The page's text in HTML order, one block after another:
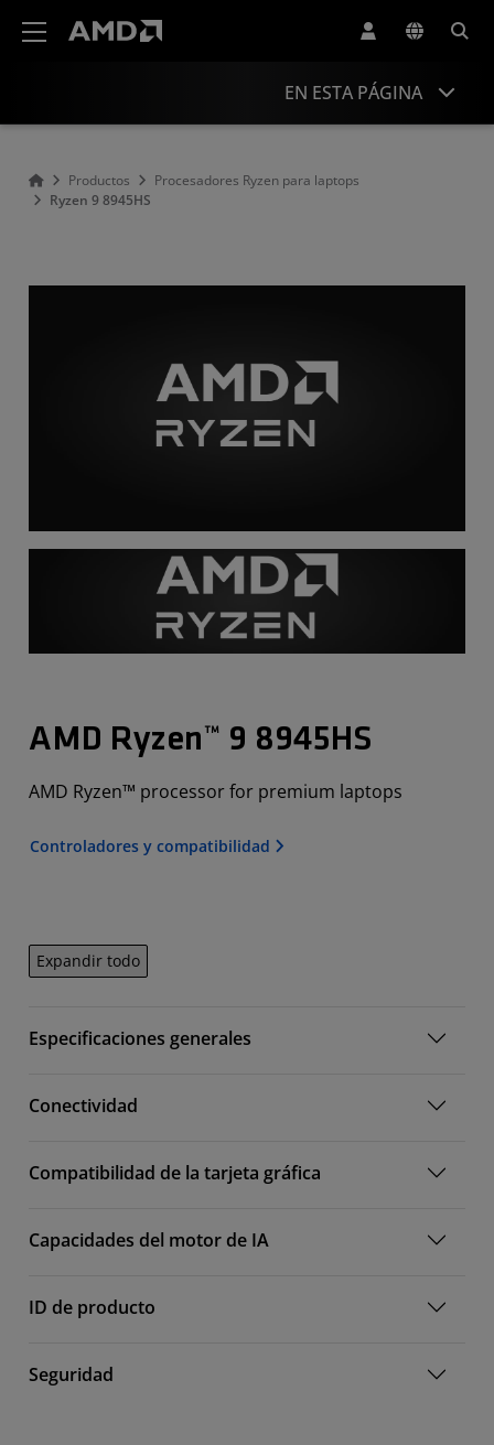
EN ESTA PÁGINA
Productos
Procesadores Ryzen para laptops
Ryzen 9 8945HS
AMD Ryzen™ 9 8945HS
AMD Ryzen™ processor for premium laptops
Controladores y compatibilidad
Expandir todo
Especificaciones generales
Conectividad
Compatibilidad de la tarjeta gráfica
Capacidades del motor de IA
ID de producto
Seguridad